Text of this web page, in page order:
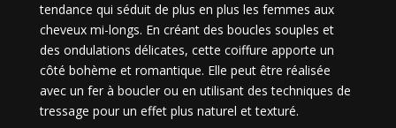
tendance qui séduit de plus en plus les femmes aux
cheveux mi-longs. En créant des boucles souples et
des ondulations délicates, cette coiffure apporte un
côté bohème et romantique. Elle peut être réalisée
avec un fer à boucler ou en utilisant des techniques de
tressage pour un effet plus naturel et texturé.